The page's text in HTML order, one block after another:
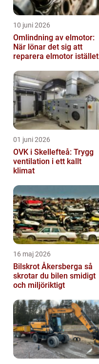
10 juni 2026
Omlindning av elmotor:
När lönar det sig att
reparera elmotor istället
01 juni 2026
OVK i Skellefteå: Trygg
ventilation i ett kallt
klimat
16 maj 2026
Bilskrot Åkersberga så
skrotar du bilen smidigt
och miljöriktigt